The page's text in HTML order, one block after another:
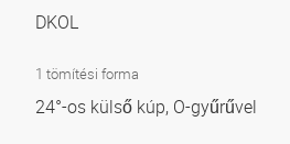
DKOL
1 tömítési forma
24°-os külső kúp, O-gyűrűvel